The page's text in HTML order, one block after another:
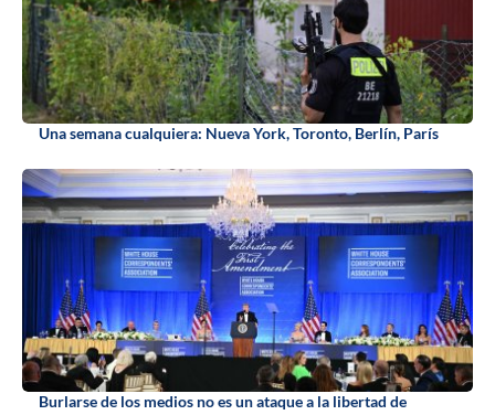
Una semana cualquiera: Nueva York, Toronto, Berlín, París
Burlarse de los medios no es un ataque a la libertad de